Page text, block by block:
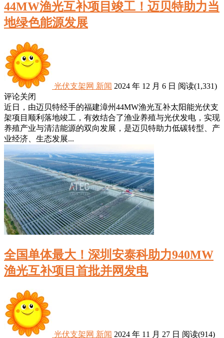
44MW渔光互补项目竣工！迈贝特助力当
地绿色能源发展
光伏支架网 新闻 2024 年 12 月 6 日 阅读(1,331)
评论关闭
近日，由迈贝特经手的福建漳州44MW渔光互补太阳能光伏支
架项目顺利落地竣工，有效结合了渔业养殖与光伏发电，实现
养殖产业与清洁能源的双向发展，是迈贝特助力低碳转型、产
业经济、生态发展...
全国单体最大！深圳安泰科助力940MW
渔光互补项目首批并网发电
光伏支架网 新闻 2024 年 11 月 27 日 阅读(914)